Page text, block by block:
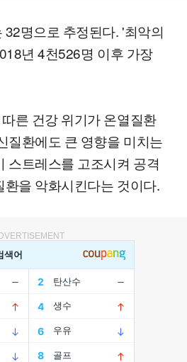
명으로 추정된다. '최악의
년 4천526명 이후 가장
른 건강 위기가 온열질환
질환에도 큰 영향을 미치는
스트레스를 고조시켜 공격
환을 악화시킨다는 것이다.